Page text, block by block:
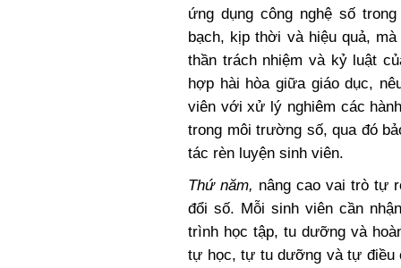
ứng dụng công nghệ số
bạch, kịp thời và hiệu quả,
thần trách nhiệm và kỷ luật
hợp hài hòa giữa giáo dục,
viên với xử lý nghiêm các
trong môi trường số, qua đó
tác rèn luyện sinh viên.
Thứ năm, nâng cao vai trò tự
đổi số. Mỗi sinh viên cần
trình học tập, tu dưỡng và
tự học, tự tu dưỡng và tự điều